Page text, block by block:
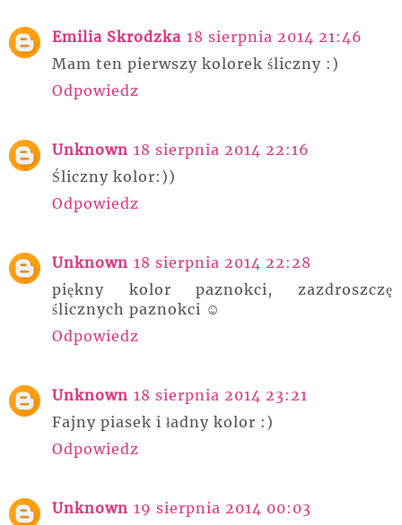
Emilia Skrodzka 18 sierpnia 2014 21:46
Mam ten pierwszy kolorek śliczny :)
Odpowiedz
Unknown 18 sierpnia 2014 22:16
Śliczny kolor:))
Odpowiedz
Unknown 18 sierpnia 2014 22:28
piękny kolor paznokci, zazdroszczę
ślicznych paznokci ☺
Odpowiedz
Unknown 18 sierpnia 2014 23:21
Fajny piasek i ładny kolor :)
Odpowiedz
Unknown 19 sierpnia 2014 00:03